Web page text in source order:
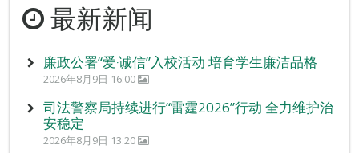
最新新闻
廉政公署“爱‧诚信”入校活动 培育学生廉洁品格
2026年8月9日 16:00
司法警察局持续进行“雷霆2026”行动 全力维护治
安稳定
2026年8月9日 13:20